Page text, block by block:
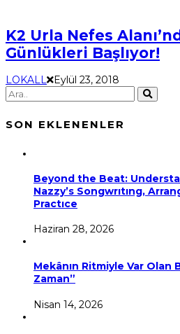
K2 Urla Nefes
Günlükleri Başlıyor!
LOKALL Eylül 23, 2018
SON EKLENENLER
Beyond the Beat:
Nazzy’s Songwrıtıng,
Practıce
Haziran 28, 2026
Mekânın Ritmiyle Var Olan
Zaman”
Nisan 14, 2026